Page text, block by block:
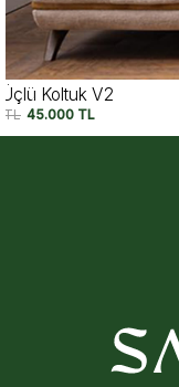
Carlo Üçlü Koltuk V1
55.000TL 45.000